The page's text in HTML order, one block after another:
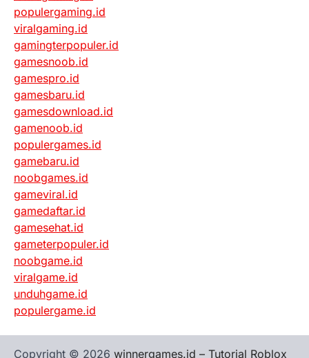
populergaming.id
viralgaming.id
gamingterpopuler.id
gamesnoob.id
gamespro.id
gamesbaru.id
gamesdownload.id
gamenoob.id
populergames.id
gamebaru.id
noobgames.id
gameviral.id
gamedaftar.id
gamesehat.id
gameterpopuler.id
noobgame.id
viralgame.id
unduhgame.id
populergame.id
Copyright © 2026 winnergames.id – Tutorial Roblox